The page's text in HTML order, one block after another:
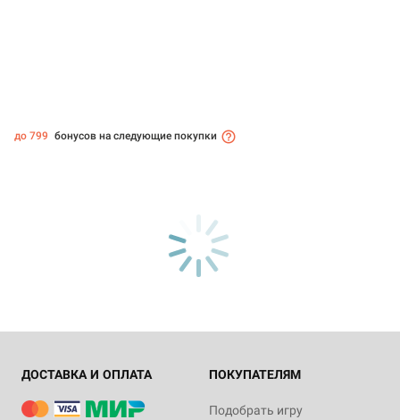
до 799 бонусов на следующие покупки
ДОСТАВКА И ОПЛАТА ПОКУПАТЕЛЯМ
Подобрать игру